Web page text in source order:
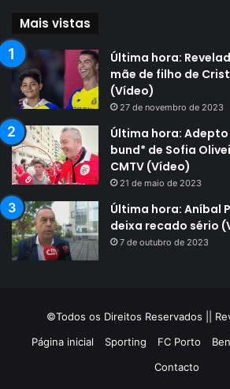
Mais vistas
Última hora:
mãe de filho de
(Vídeo)
27 de novembro de 2023
Última hora:
bund* de Sofia
CMTV (Vídeo)
21 de maio de 2023
Última hora: Aníbal
deixa recado sério
7 de outubro de 2023
©Todos os Direitos Reservados ||
Página inicial
Sporting FC Porto
Contacto